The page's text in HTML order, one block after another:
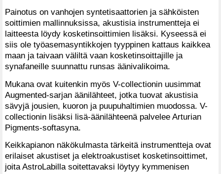
Painotus on vanhojen syntetisaattorien ja sähköisten
soittimien mallinnuksissa, akustisia instrumentteja ei
laitteesta löydy kosketinsoittimien lisäksi. Kyseessä ei
siis ole työasemasyntikkojen tyyppinen kattaus kaikkea
maan ja taivaan väliltä vaan kosketinsoittajille ja
synafaneille suunnattu runsas äänivalikoima.
Mukana ovat kuitenkin myös V-collectionin uusimmat
Augmented-sarjan äänilähteet, jotka tuovat akustisia
sävyjä jousien, kuoron ja puupuhaltimien muodossa. V-
collectionin lisäksi lisä-äänilähteenä palvelee Arturian
Pigments-softasyna.
Keikkapianon näkökulmasta tärkeitä instrumentteja ovat
erilaiset akustiset ja elektroakustiset kosketinsoittimet,
joita AstroLabilla soitettavaksi löytyy kymmenisen